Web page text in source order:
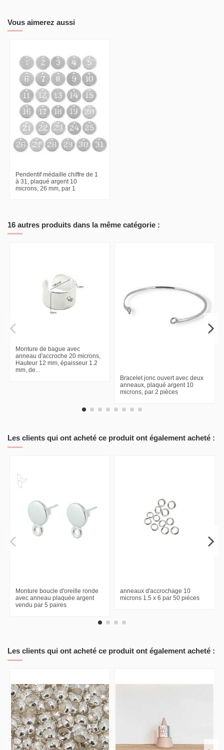
Vous aimerez aussi
Pendentif médaille chiffre de 1
à 31, plaqué argent 10
microns, 26 mm, par 1
16 autres produits dans la même catégorie :
Monture de bague avec
anneau d'accroche 20 microns,
Hauteur 12 mm, épaisseur 1.2
mm, de...
Bracelet jonc ouvert avec deux
anneaux, plaqué argent 10
microns, par 2 pièces
Les clients qui ont acheté ce produit ont également acheté :
Monture boucle d'oreille ronde
avec anneau plaquée argent
vendu par 5 paires
anneaux d'accrochage 10
microns 1.5 x 6 par 50 pièces
Les clients qui ont acheté ce produit ont également acheté :